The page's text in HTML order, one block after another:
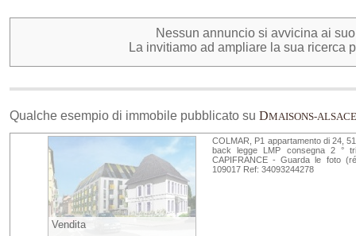
Nessun annuncio si avvicina ai
La invitiamo ad ampliare la sua ricerca
Qualche esempio di immobile pubblicato su DMAISONS-ALSACE
Vendita
COLMAR, P1 appartamento di 24,
back legge LMP consegna 2 °
CAPIFRANCE - Guarda le foto
109017 Ref: 34093244278